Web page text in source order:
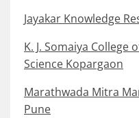
Jayakar Knowledge
K. J. Somaiya College
Science Kopargaon
Marathwada Mitra
Pune